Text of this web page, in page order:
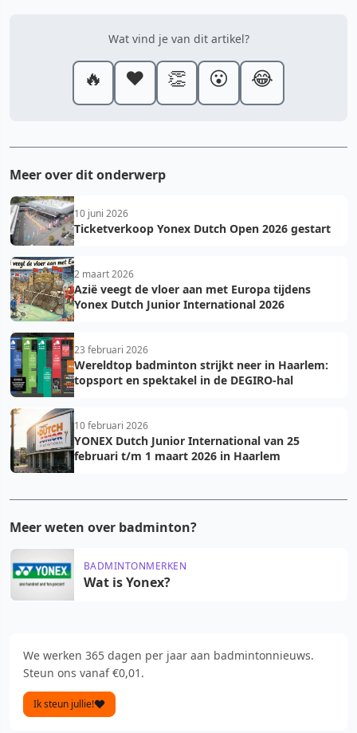
Wat vind je van dit artikel?
🔥 ❤️ 👏 😮 😂
Meer over dit onderwerp
10 juni 2026
Ticketverkoop Yonex Dutch Open 2026 gestart
2 maart 2026
Azië veegt de vloer aan met Europa tijdens
Yonex Dutch Junior International 2026
23 februari 2026
Wereldtop badminton strijkt neer in Haarlem:
topsport en spektakel in de DEGIRO-hal
10 februari 2026
YONEX Dutch Junior International van 25
februari t/m 1 maart 2026 in Haarlem
Meer weten over badminton?
BADMINTONMERKEN
Wat is Yonex?
We werken 365 dagen per jaar aan badmintonnieuws.
Steun ons vanaf €0,01.
Ik steun jullie!